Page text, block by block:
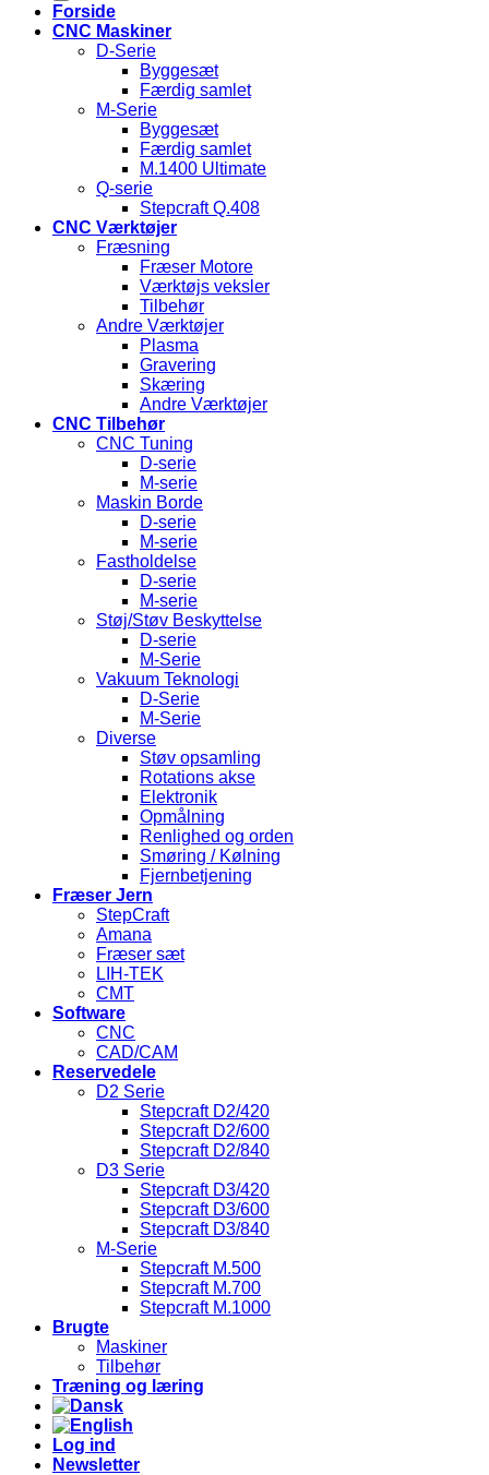
Forside
CNC Maskiner
D-Serie
Byggesæt
Færdig samlet
M-Serie
Byggesæt
Færdig samlet
M.1400 Ultimate
Q-serie
Stepcraft Q.408
CNC Værktøjer
Fræsning
Fræser Motore
Værktøjs veksler
Tilbehør
Andre Værktøjer
Plasma
Gravering
Skæring
Andre Værktøjer
CNC Tilbehør
CNC Tuning
D-serie
M-serie
Maskin Borde
D-serie
M-serie
Fastholdelse
D-serie
M-serie
Støj/Støv Beskyttelse
D-serie
M-Serie
Vakuum Teknologi
D-Serie
M-Serie
Diverse
Støv opsamling
Rotations akse
Elektronik
Opmålning
Renlighed og orden
Smøring / Kølning
Fjernbetjening
Fræser Jern
StepCraft
Amana
Fræser sæt
LIH-TEK
CMT
Software
CNC
CAD/CAM
Reservedele
D2 Serie
Stepcraft D2/420
Stepcraft D2/600
Stepcraft D2/840
D3 Serie
Stepcraft D3/420
Stepcraft D3/600
Stepcraft D3/840
M-Serie
Stepcraft M.500
Stepcraft M.700
Stepcraft M.1000
Brugte
Maskiner
Tilbehør
Træning og læring
Log ind
Newsletter